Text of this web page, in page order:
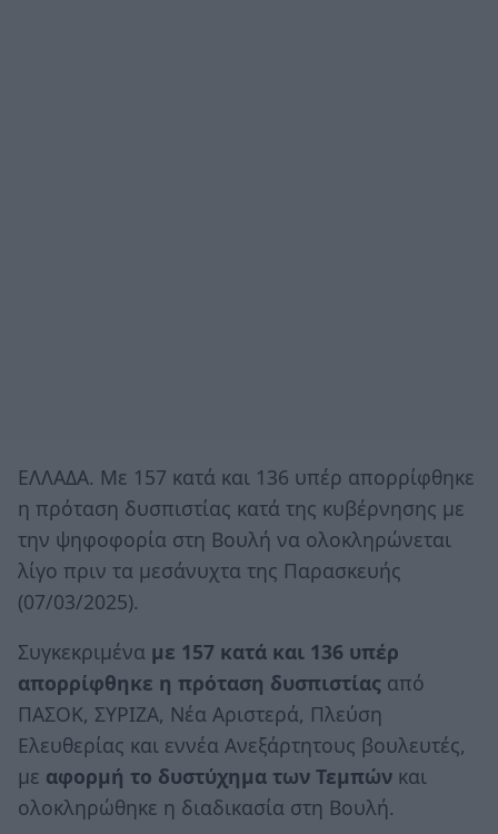
ΕΛΛΑΔΑ. Με 157 κατά και 136 υπέρ απορρίφθηκε
η πρόταση δυσπιστίας κατά της κυβέρνησης με
την ψηφοφορία στη Βουλή να ολοκληρώνεται
λίγο πριν τα μεσάνυχτα της Παρασκευής
(07/03/2025).
Συγκεκριμένα με 157 κατά και 136 υπέρ
απορρίφθηκε η πρόταση δυσπιστίας από
ΠΑΣΟΚ, ΣΥΡΙΖΑ, Νέα Αριστερά, Πλεύση
Ελευθερίας και εννέα Ανεξάρτητους βουλευτές,
με αφορμή το δυστύχημα των Τεμπών και
ολοκληρώθηκε η διαδικασία στη Βουλή.